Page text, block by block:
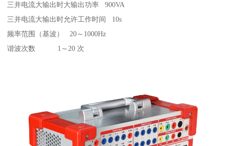
三并电流大输出时大输出功率 900VA
三并电流大输出时允许工作时间 10s
频率范围（基波） 20～1000Hz
谐波次数 1～20 次